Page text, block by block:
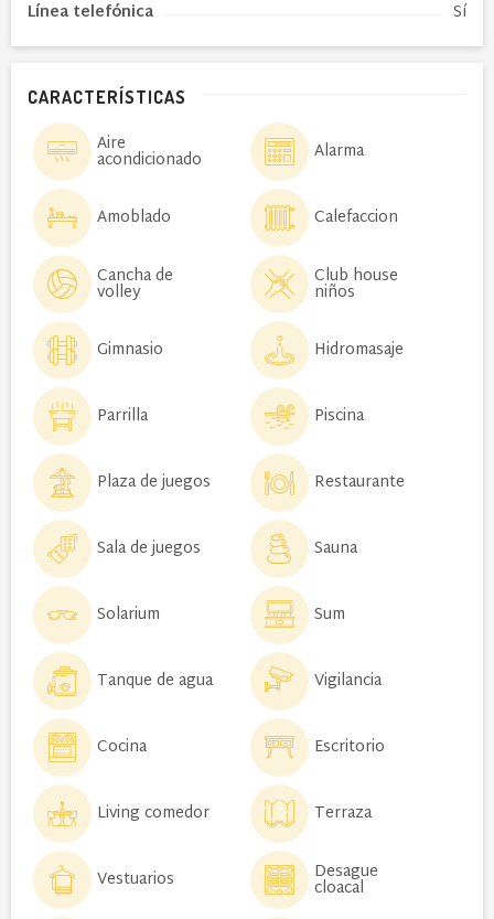
Línea telefónica Sí
CARACTERÍSTICAS
Aire
acondicionado Alarma
Amoblado Calefaccion
Cancha de
volley
Club house
niños
Gimnasio Hidromasaje
Parrilla Piscina
Plaza de juegos Restaurante
Sala de juegos Sauna
Solarium Sum
Tanque de agua Vigilancia
Cocina Escritorio
Living comedor Terraza
Vestuarios Desague
cloacal